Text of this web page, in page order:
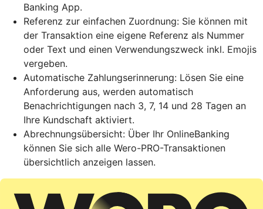
Banking App.
Referenz zur einfachen Zuordnung: Sie können mit
der Transaktion eine eigene Referenz als Nummer
oder Text und einen Verwendungszweck inkl. Emojis
vergeben.
Automatische Zahlungserinnerung: Lösen Sie eine
Anforderung aus, werden automatisch
Benachrichtigungen nach 3, 7, 14 und 28 Tagen an
Ihre Kundschaft aktiviert.
Abrechnungsübersicht: Über Ihr OnlineBanking
können Sie sich alle Wero-PRO-Transaktionen
übersichtlich anzeigen lassen.